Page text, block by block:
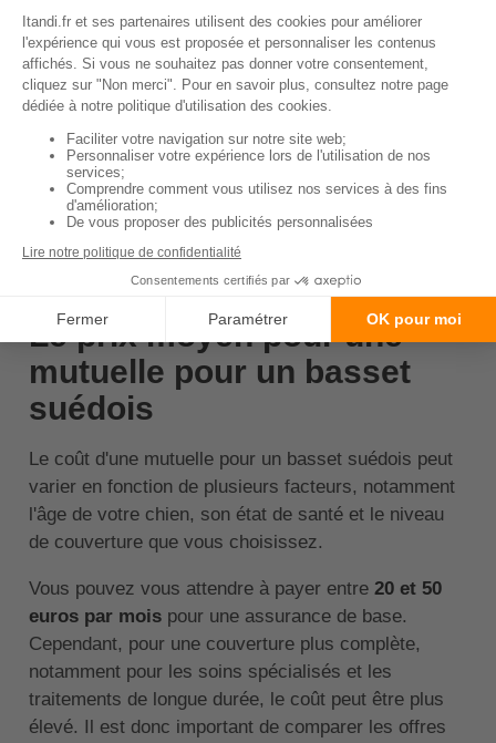
d'assurance pour basset suédois.
Lisez les conditions :Avant de souscrire, lisez
attentivement les conditions du contrat pour
comprendre ce qui est couvert et ce qui ne l'est
pas.
Souscrivez :Une fois que vous avez trouvé la
bonne assurance, vous pouvez généralement
souscrire en ligne.
↑ Sommaire
Le prix moyen pour une
mutuelle pour un basset
suédois
Le coût d'une mutuelle pour un basset suédois peut
varier en fonction de plusieurs facteurs, notamment
l'âge de votre chien, son état de santé et le niveau
de couverture que vous choisissez.
Vous pouvez vous attendre à payer entre 20 et 50
euros par moispour une assurance de base.
Cependant, pour une couverture plus complète,
notamment pour les soins spécialisés et les
traitements de longue durée, le coût peut être plus
élevé. Il est donc important de comparer les offres